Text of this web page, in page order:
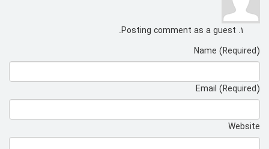
Posting comment as a guest.
Name (Required)
Email (Required)
Website